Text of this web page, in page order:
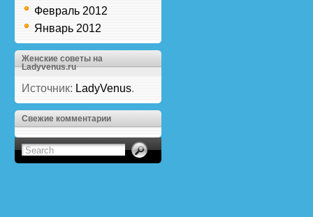
Февраль 2012
Январь 2012
Женские советы на
Ladyvenus.ru
Источник: LadyVenus.
Свежие комментарии